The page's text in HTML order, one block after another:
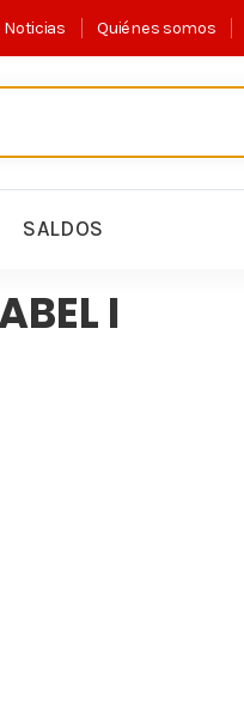
Noticias Quiénes somos
SALDOS
I